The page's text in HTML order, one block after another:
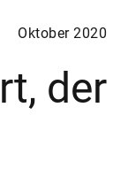
Oktober 2020
der